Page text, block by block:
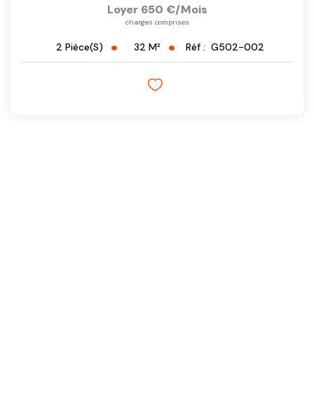
Loyer 650 €/mois
charges comprises
2 Pièce(s) 32 M² Réf : G502-002